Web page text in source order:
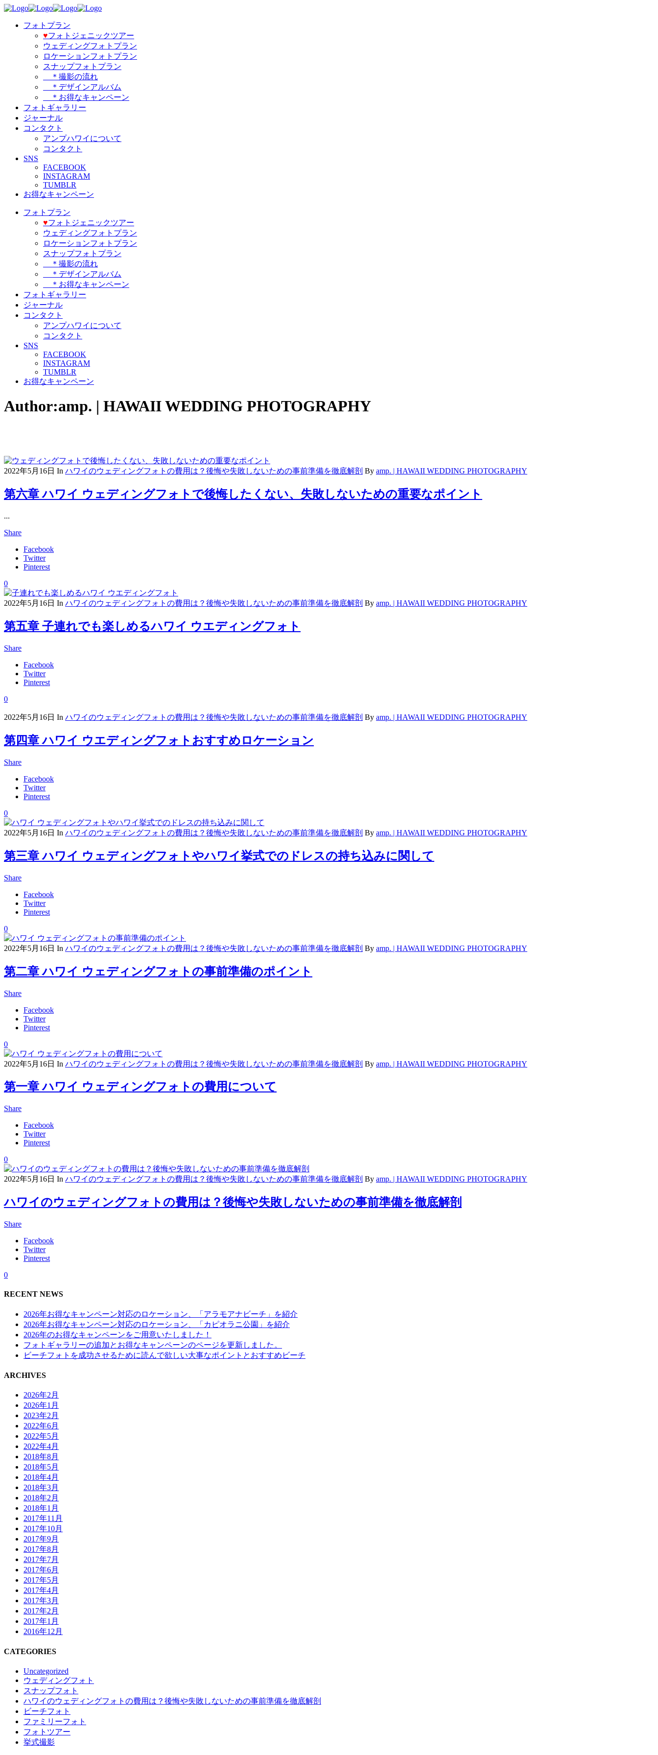
フォトプラン
♥️フォトジェニックツアー
ウェディングフォトプラン
ロケーションフォトプラン
スナップフォトプラン
＊撮影の流れ
＊デザインアルバム
＊お得なキャンペーン
フォトギャラリー
ジャーナル
コンタクト
アンプハワイについて
コンタクト
SNS
FACEBOOK
INSTAGRAM
TUMBLR
お得なキャンペーン
フォトプラン
♥️フォトジェニックツアー
ウェディングフォトプラン
ロケーションフォトプラン
スナップフォトプラン
＊撮影の流れ
＊デザインアルバム
＊お得なキャンペーン
フォトギャラリー
ジャーナル
コンタクト
アンプハワイについて
コンタクト
SNS
FACEBOOK
INSTAGRAM
TUMBLR
お得なキャンペーン
Author:amp. | HAWAII WEDDING PHOTOGRAPHY
2022年5月16日 In ハワイのウェディングフォトの費用は？後悔や失敗しないための事前準備を徹底解剖 By amp. | HAWAII WEDDING PHOTOGRAPHY
第六章 ハワイ ウェディングフォトで後悔したくない、失敗しないための重要なポイント
...
Share
Facebook
Twitter
Pinterest
0
2022年5月16日 In ハワイのウェディングフォトの費用は？後悔や失敗しないための事前準備を徹底解剖 By amp. | HAWAII WEDDING PHOTOGRAPHY
第五章 子連れでも楽しめるハワイ ウエディングフォト
Share
Facebook
Twitter
Pinterest
0
2022年5月16日 In ハワイのウェディングフォトの費用は？後悔や失敗しないための事前準備を徹底解剖 By amp. | HAWAII WEDDING PHOTOGRAPHY
第四章 ハワイ ウエディングフォトおすすめロケーション
Share
Facebook
Twitter
Pinterest
0
2022年5月16日 In ハワイのウェディングフォトの費用は？後悔や失敗しないための事前準備を徹底解剖 By amp. | HAWAII WEDDING PHOTOGRAPHY
第三章 ハワイ ウェディングフォトやハワイ挙式でのドレスの持ち込みに関して
Share
Facebook
Twitter
Pinterest
0
2022年5月16日 In ハワイのウェディングフォトの費用は？後悔や失敗しないための事前準備を徹底解剖 By amp. | HAWAII WEDDING PHOTOGRAPHY
第二章 ハワイ ウェディングフォトの事前準備のポイント
Share
Facebook
Twitter
Pinterest
0
2022年5月16日 In ハワイのウェディングフォトの費用は？後悔や失敗しないための事前準備を徹底解剖 By amp. | HAWAII WEDDING PHOTOGRAPHY
第一章 ハワイ ウェディングフォトの費用について
Share
Facebook
Twitter
Pinterest
0
2022年5月16日 In ハワイのウェディングフォトの費用は？後悔や失敗しないための事前準備を徹底解剖 By amp. | HAWAII WEDDING PHOTOGRAPHY
ハワイのウェディングフォトの費用は？後悔や失敗しないための事前準備を徹底解剖
Share
Facebook
Twitter
Pinterest
0
RECENT NEWS
2026年お得なキャンペーン対応のロケーション、「アラモアナビーチ」を紹介
2026年お得なキャンペーン対応のロケーション、「カピオラニ公園」を紹介
2026年のお得なキャンペーンをご用意いたしました！
フォトギャラリーの追加とお得なキャンペーンのページを更新しました。
ビーチフォトを成功させるために読んで欲しい大事なポイントとおすすめビーチ
ARCHIVES
2026年2月
2026年1月
2023年2月
2022年6月
2022年5月
2022年4月
2018年8月
2018年5月
2018年4月
2018年3月
2018年2月
2018年1月
2017年11月
2017年10月
2017年9月
2017年8月
2017年7月
2017年6月
2017年5月
2017年4月
2017年3月
2017年2月
2017年1月
2016年12月
CATEGORIES
Uncategorized
ウェディングフォト
スナップフォト
ハワイのウェディングフォトの費用は？後悔や失敗しないための事前準備を徹底解剖
ビーチフォト
ファミリーフォト
フォトツアー
挙式撮影